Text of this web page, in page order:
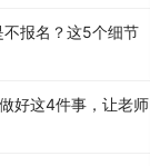
报名？这5个细节
好这4件事，让老师